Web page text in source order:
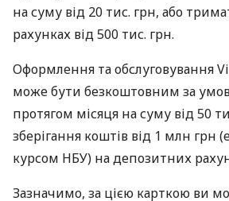
на суму від 20 тис. грн, або
рахунках від 500 тис. грн.
Оформлення та обслуговування
може бути безкоштовним за
протягом місяця на суму від 50
зберігання коштів від 1 млн грн
курсом НБУ) на депозитних
Зазначимо, за цією карткою ви